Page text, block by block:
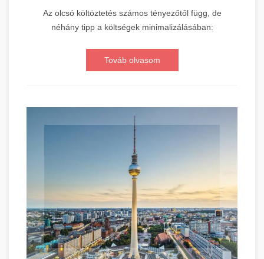
Az olcsó költöztetés számos tényezőtől függ, de
néhány tipp a költségek minimalizálásában:
Továb olvasom